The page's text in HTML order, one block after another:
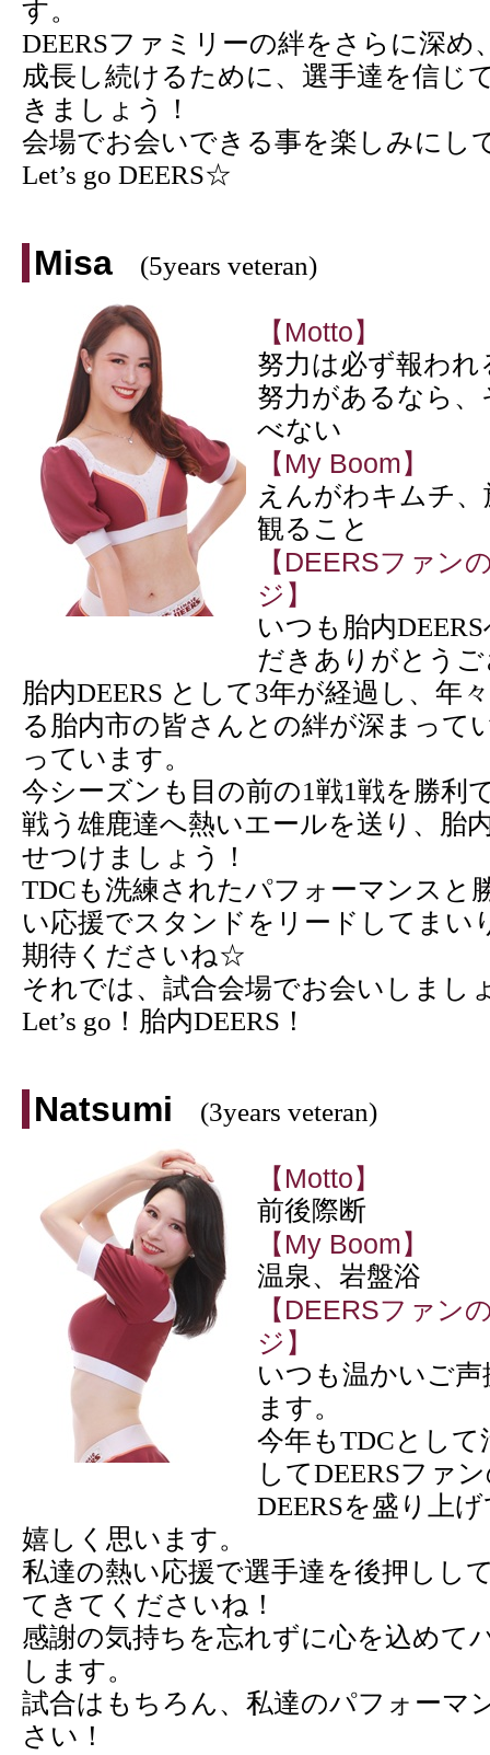
す。
DEERSファミリーの絆をさらに深め
成長し続けるために、選手達を信じ
きましょう！
会場でお会いできる事を楽しみにし
Let’s go DEERS☆
Misa (5years veteran)
【Motto】
努力は必ず報わ
努力があるなら
べない
【My Boom】
えんがわキムチ、
観ること
【DEERSファン
ジ】
いつも胎内
だきありがとう
胎内DEERS として3年が経過し、年
る胎内市の皆さんとの絆が深まって
っています。
今シーズンも目の前の1戦1戦を勝利
戦う雄鹿達へ熱いエールを送り、胎
せつけましょう！
TDCも洗練されたパフォーマンスと
い応援でスタンドをリードしてまい
期待くださいね☆
それでは、試合会場でお会いしまし
Let’s go！胎内DEERS！
Natsumi (3years veteran)
【Motto】
前後際断
【My Boom】
温泉、岩盤浴
【DEERSファン
ジ】
いつも温かいご
ます。
今年もTDCとし
してDEERSファ
DEERSを盛り上
嬉しく思います。
私達の熱い応援で選手達を後押しし
てきてくださいね！
感謝の気持ちを忘れずに心を込めて
します。
試合はもちろん、私達のパフォーマ
さい！